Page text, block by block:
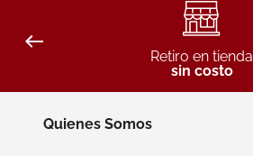
Retiro en tienda
sin costo
Quienes Somos